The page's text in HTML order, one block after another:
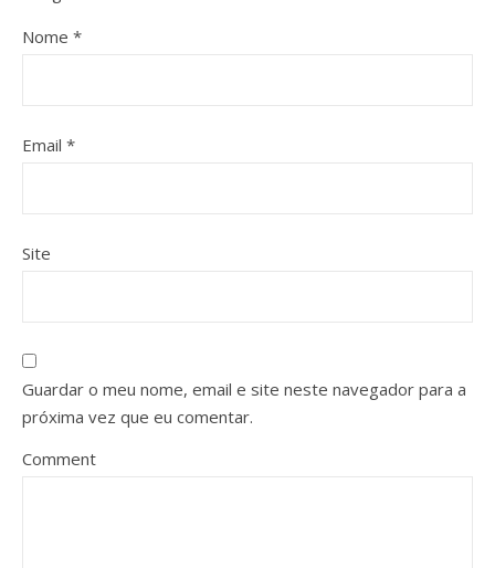
Nome *
Email *
Site
Guardar o meu nome, email e site neste navegador para a
próxima vez que eu comentar.
Comment